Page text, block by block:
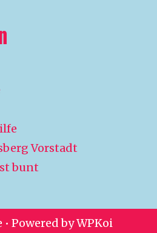
Vorstadt
bunt
• Powered byWPKoi